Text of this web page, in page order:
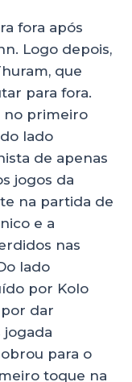
fora após
Logo depois,
que
para fora.
no primeiro
lado
de apenas
jogos da
na partida de
e a
nas
lado
por Kolo
dar
jogada
para o
toque na